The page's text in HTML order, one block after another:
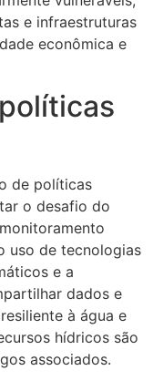
e infraestruturas
econômica e
de políticas
o desafio do
uso de tecnologias
e a
dados e
à água e
hídricos são
associados.